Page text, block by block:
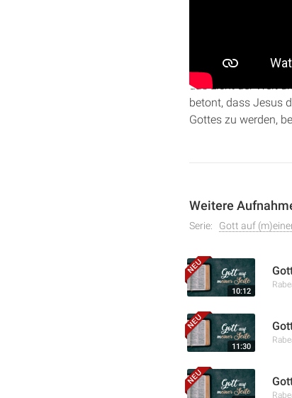
des Apostels
das Licht der Welt
betont, dass Jesus
Gottes zu werden,
Weitere
Serie: Gott auf
10:12
11:30